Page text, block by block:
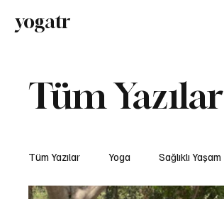
yogatr
Tüm Yazılar
Tüm Yazılar Yoga Sağlıklı Yaşam